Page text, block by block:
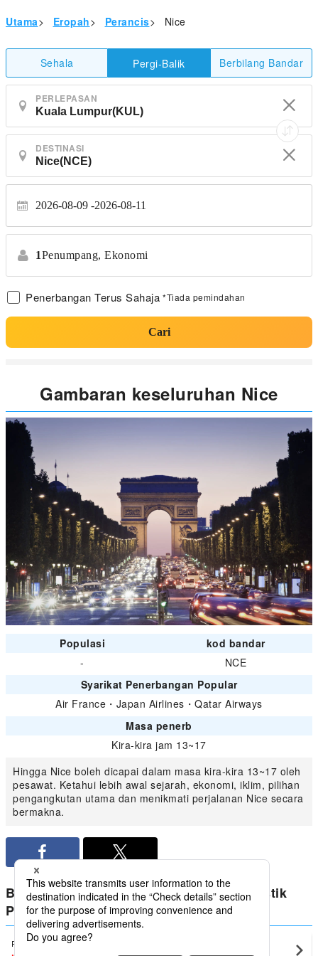
Utama> Eropah> Perancis> Nice
Sehala Pergi-Balik Berbilang Bandar
PERLEPASAN
DESTINASI
2026-08-09 2026-08-11
1Penumpang, Ekonomi
Penerbangan Terus Sahaja *Tiada pemindahan
Cari
Gambaran keseluruhan Nice
Populasi
kod bandar
-
NCE
Syarikat Penerbangan Popular
Air France ・ Japan Airlines ・Qatar Airways
Masa penerb
Kira-kira jam 13~17
Hingga Nice boleh dicapai dalam masa kira-kira 13~17 oleh
pesawat. Ketahui lebih awal sejarah, ekonomi, iklim, pilihan
pengangkutan utama dan menikmati perjalanan Nice secara
bermakna.
Bandingkan harga terendah untuk domestik
Perancis dari Nice
Paris Nice(NCE)